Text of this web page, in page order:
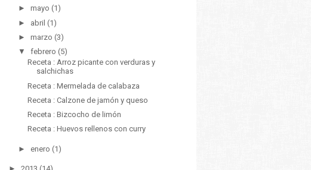
► mayo (1)
► abril (1)
► marzo (3)
▼ febrero (5)
Receta : Arroz picante con verduras y
salchichas
Receta : Mermelada de calabaza
Receta : Calzone de jamón y queso
Receta : Bizcocho de limón
Receta : Huevos rellenos con curry
► enero (1)